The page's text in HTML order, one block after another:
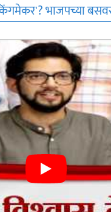
भाजपच्या